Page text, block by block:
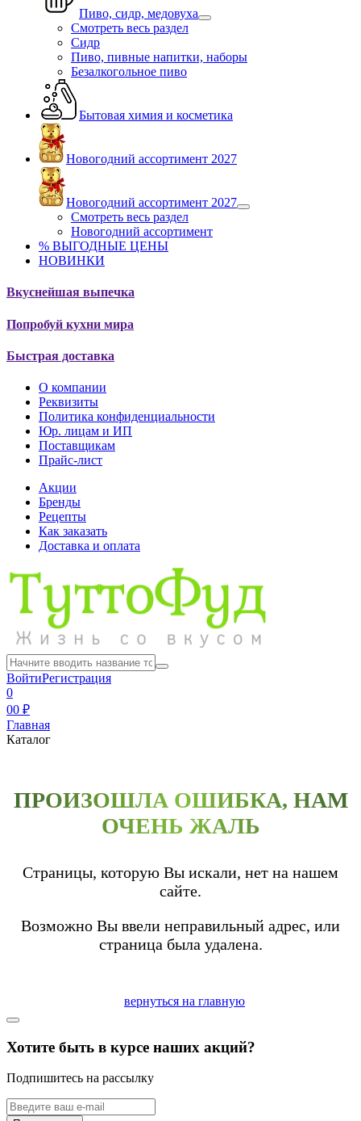
Пиво, сидр, медовуха
Смотреть весь раздел
Сидр
Пиво, пивные напитки, наборы
Безалкогольное пиво
Бытовая химия и косметика
Новогодний ассортимент 2027
Новогодний ассортимент 2027
Смотреть весь раздел
Новогодний ассортимент
% ВЫГОДНЫЕ ЦЕНЫ
НОВИНКИ
Вкуснейшая выпечка
Попробуй кухни мира
Быстрая доставка
О компании
Реквизиты
Политика конфиденциальности
Юр. лицам и ИП
Поставщикам
Прайс-лист
Акции
Бренды
Рецепты
Как заказать
Доставка и оплата
ВойтиРегистрация
0
00 ₽
Главная
Каталог
ПРОИЗОШЛА ОШИБКА, НАМ
ОЧЕНЬ ЖАЛЬ
Страницы, которую Вы искали, нет на нашем
сайте.
Возможно Вы ввели неправильный адрес, или
страница была удалена.
вернуться на главную
Хотите быть в курсе наших акций?
Подпишитесь на рассылку